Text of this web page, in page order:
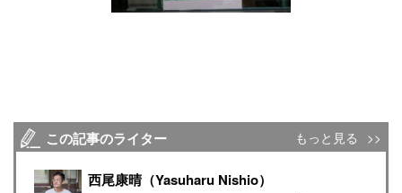
この記事のライター もっと見る
西尾康晴（Yasuharu Nishio）